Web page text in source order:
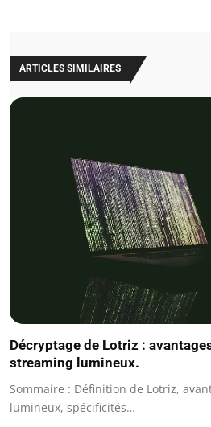
ARTICLES SIMILAIRES
Décryptage de Lotriz :
streaming lumineux.
Sommaire : Définition de Lotriz,
lumineux, spécificités…